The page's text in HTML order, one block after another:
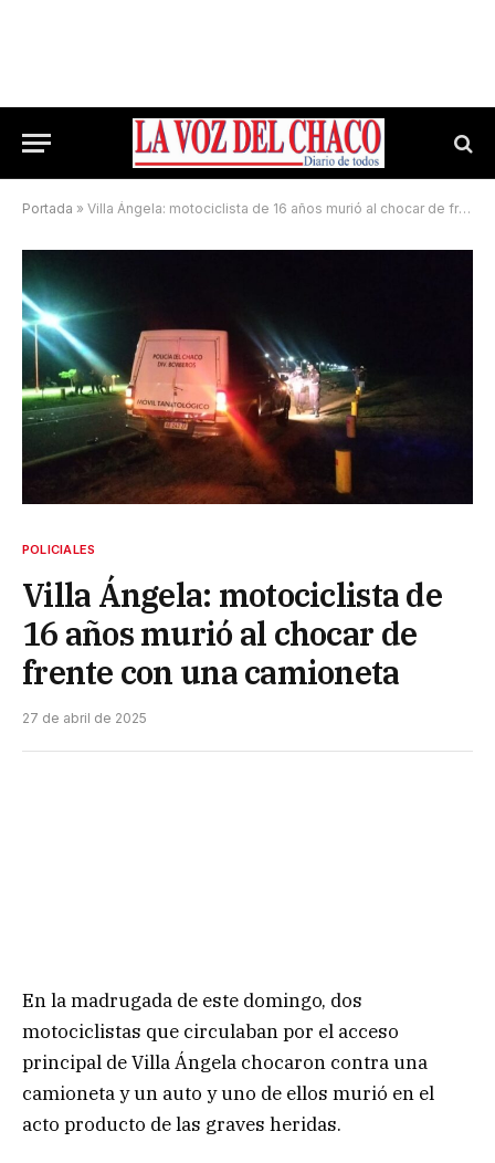
Portada » Villa Ángela: motociclista de 16 años murió al chocar de frente con una camioneta
POLICIALES
Villa Ángela: motociclista de
16 años murió al chocar de
frente con una camioneta
27 de abril de 2025
En la madrugada de este domingo, dos
motociclistas que circulaban por el acceso
principal de Villa Ángela chocaron contra una
camioneta y un auto y uno de ellos murió en el
acto producto de las graves heridas.